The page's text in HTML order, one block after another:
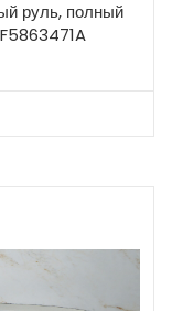
руль, полный